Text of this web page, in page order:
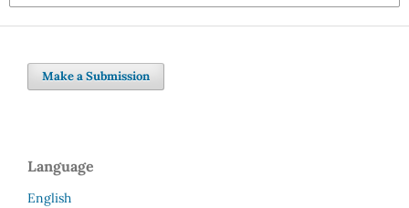
Make a Submission
Language
English